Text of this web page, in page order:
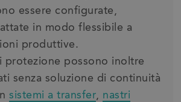
essere configurate,
in modo flessibile a
produttive.
protezione possono inoltre
senza soluzione di continuità
sistemi a transfer, nastri